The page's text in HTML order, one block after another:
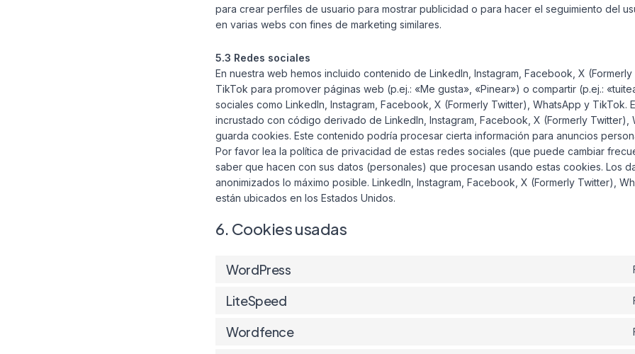
para crear perfiles de usuario para mostrar publicidad o para hacer el seguimiento del
en varias webs con fines de marketing similares.
5.3 Redes sociales
En nuestra web hemos incluido contenido de LinkedIn, Instagram, Facebook, X
TikTok para promover páginas web (p.ej.: «Me gusta», «Pinear») o compartir (p.ej.:
sociales como LinkedIn, Instagram, Facebook, X (Formerly Twitter), WhatsApp y TikTok.
incrustado con código derivado de LinkedIn, Instagram, Facebook, X (Formerly Twitter),
guarda cookies. Este contenido podría procesar cierta información para anuncios
Por favor lea la política de privacidad de estas redes sociales (que puede cambiar
saber que hacen con sus datos (personales) que procesan usando estas cookies. Los
anonimizados lo máximo posible. LinkedIn, Instagram, Facebook, X (Formerly Twitter),
están ubicados en los Estados Unidos.
6. Cookies usadas
WordPress
LiteSpeed
Wordfence